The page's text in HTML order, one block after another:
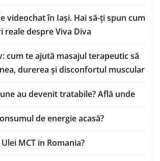
videochat în Iași. Hai să-ți spun cum
reale despre Viva Diva
cum te ajută masajul terapeutic să
durerea și disconfortul muscular
au devenit tratabile? Află unde
de energie acasă?
MCT in Romania?